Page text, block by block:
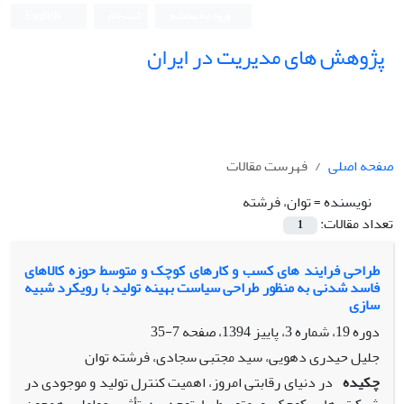
پژوهش های مدیریت در ایران
صفحه اصلی
فهرست مقالات
نویسنده =توان، فرشته
تعداد مقالات:
1
طراحی فرایند های کسب و کارهای کوچک و متوسط حوزه کالاهای
فاسد شدنی به منظور طراحی سیاست بهینه تولید با رویکرد شبیه
سازی
دوره 19، شماره 3، پاییز 1394، صفحه
7-35
جلیل حیدری دهویی، سید مجتبی سجادی، فرشته توان
چکیده در دنیای رقابتی امروز، اهمیت کنترل تولید و موجودی در